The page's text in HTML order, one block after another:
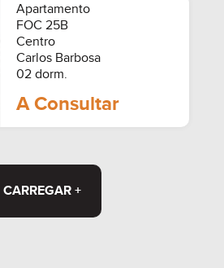
Apartamento
FOC 25B
Centro
Carlos Barbosa
02 dorm.
A Consultar
CARREGAR +